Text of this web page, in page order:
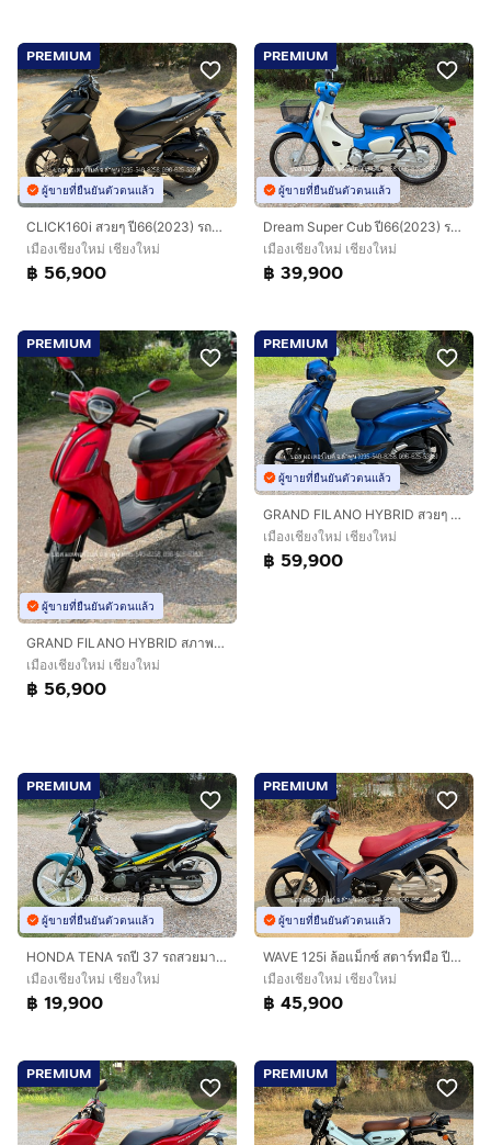
PREMIUM
ผู้ขายที่ยืนยันตัวตนแล้ว
CLICK160i สวยๆ ปี66(2023) รถจ้าวแรกมือเดียว ดาวน์ 1900 ไม่ค้ำ ผ่อนสบายๆ จร้า
เมืองเชียงใหม่ เชียงใหม่
฿ 56,900
PREMIUM
ผู้ขายที่ยืนยันตัวตนแล้ว
Dream Super Cub ปี66(2023) รถสวย จ้าวแรกมือเดียวออกห้าง ดาวน์ 2900 ไม่ค้ำ ผ่อนสบายๆ จร้า
เมืองเชียงใหม่ เชียงใหม่
฿ 39,900
PREMIUM
ผู้ขายที่ยืนยันตัวตนแล้ว
GRAND FILANO HYBRID สภาพสวยกริ๊ป จ้าวแรกมือเดียวออกห้าง ปี66 ฟรีดาวน์ ออกรถ 0 บาท ไม่ค้ำ ผ่อนสบายๆ จร้า
เมืองเชียงใหม่ เชียงใหม่
฿ 56,900
PREMIUM
ผู้ขายที่ยืนยันตัวตนแล้ว
GRAND FILANO HYBRID สวยๆ โฉมล่าสุด รถปี67 ฟรีดาวน์ ออกรถ 0 บาท ไม่ใช้คนค้ำ ผ่อนสบายๆ จร้า
เมืองเชียงใหม่ เชียงใหม่
฿ 59,900
PREMIUM
ผู้ขายที่ยืนยันตัวตนแล้ว
HONDA TENA รถปี 37 รถสวยมาก เครื่องดีมาก ภาษีต่อให้เต็ม 70 ชุดโอนครบ
เมืองเชียงใหม่ เชียงใหม่
฿ 19,900
PREMIUM
ผู้ขายที่ยืนยันตัวตนแล้ว
WAVE 125i ล้อแม็กซ์ สตาร์ทมือ ปี65(2022) รถสวย จ้าวแรกมือเดียว ฟรีดาวน์ ออกรถ 0 บาท ไม่ค้ำ ผ่อนสบายๆ จร้า
เมืองเชียงใหม่ เชียงใหม่
฿ 45,900
PREMIUM PREMIUM